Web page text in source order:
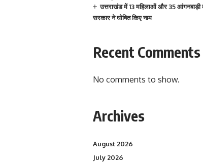
उत्तराखंड में 13 महिलाओं और 35 आंगनबाड़ी
सरकार ने घोषित किए नाम
Recent Comments
No comments to show.
Archives
August 2026
July 2026